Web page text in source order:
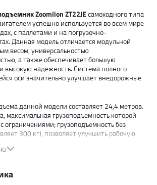
Zoomlion ZT22JEсамоходного типа
успешно используется во всем мире
с паллетами и на погрузочно-
Данная модель отличается модульной
весом, универсальностью
а также обеспечивает большую
высокую надежность. Система полного
оси значительно улучшает внедорожные
данной модели составляет 24,4 метров.
максимальная грузоподъемность которой
ограничениями; грузоподъемность без
300 кг), позволяет улучшить рабочую
выполнять различные виды работ
батарея Li-ion 80V/460Ah
5KW/80V, которая не требует